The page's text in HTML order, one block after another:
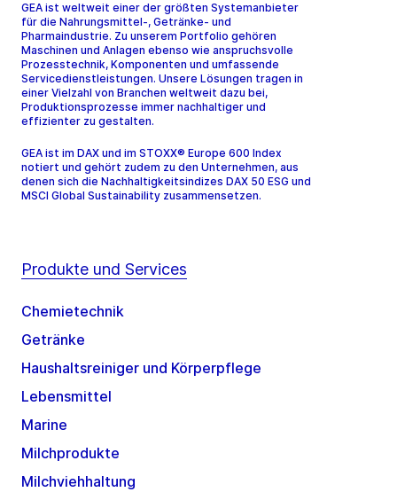
GEA ist weltweit einer der größten Systemanbieter
für die Nahrungsmittel-, Getränke- und
Pharmaindustrie. Zu unserem Portfolio gehören
Maschinen und Anlagen ebenso wie anspruchsvolle
Prozesstechnik, Komponenten und umfassende
Servicedienstleistungen. Unsere Lösungen tragen in
einer Vielzahl von Branchen weltweit dazu bei,
Produktionsprozesse immer nachhaltiger und
effizienter zu gestalten.
GEA ist im DAX und im STOXX® Europe 600 Index
notiert und gehört zudem zu den Unternehmen, aus
denen sich die Nachhaltigkeitsindizes DAX 50 ESG und
MSCI Global Sustainability zusammensetzen.
Produkte und Services
Chemietechnik
Getränke
Haushaltsreiniger und Körperpflege
Lebensmittel
Marine
Milchprodukte
Milchviehhaltung